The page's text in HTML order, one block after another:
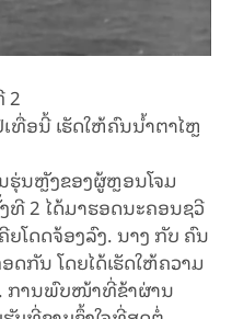
2
ທື່ອນີ້ ເຮັດໃຫ້ຄົນນ້ຳຕາໄຫຼ
ຮຸ່ນຫຼັງຂອງຜູ້ຫຼອນໂຈມ
ທີ 2 ໄດ້ມາຮອດນະຄອນຊວີ
ໂດດຈ້ອງລົງ. ນາງ ກັບ ຄົນ
ກັນ ໂດຍໄດ້ເຮັດໃຫ້ຄວາມ
ການພົບໜ້າທີ່ຂ້າຜ່ານ